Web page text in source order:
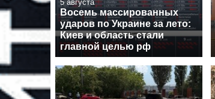
5 августа
Восемь массированных
ударов по Украине за лето:
Киев и область стали
главной целью рф